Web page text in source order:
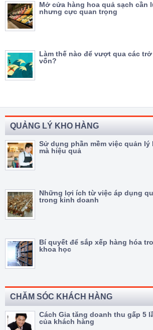
Mở cửa hàng hoa quả sạch cần
nhưng cực quan trọng
Làm thế nào để vượt qua các
vốn?
QUẢNG LÝ KHO HÀNG
Sử dụng phần mềm việc quản
mà hiệu quả
Những lợi ích từ việc áp dụng
trong kinh doanh
Bí quyết để sắp xếp hàng hóa
khoa học
CHĂM SÓC KHÁCH HÀNG
Cách Gia tăng doanh thu gấp 5
của khách hàng